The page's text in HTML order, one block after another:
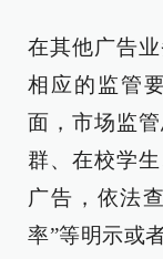
在其他广告
相应的监管
面，市场监
群、在校学
广告，依法
率”等明示或